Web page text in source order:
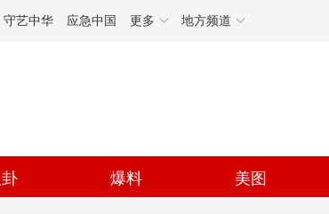
守艺中华 应急中国 更多 地方频道
爆料 美图